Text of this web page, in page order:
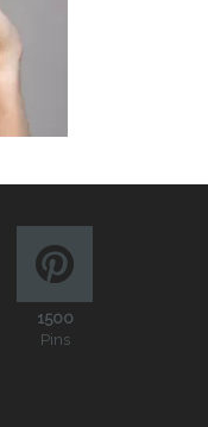
1500
Pins